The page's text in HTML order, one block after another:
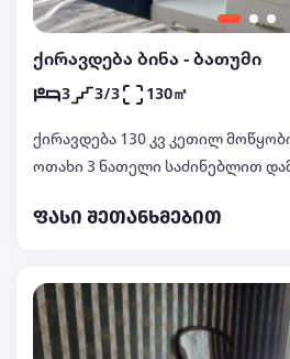
ქირავდება ბინა - ბათუმი
3 3/3 130㎡
ქირავდება 130 კვ კეთილ
ოთახი 3 ნათელი საძინებლით დამირეკეთ
იცხოვრებთ
ფასი შეთანხმებით